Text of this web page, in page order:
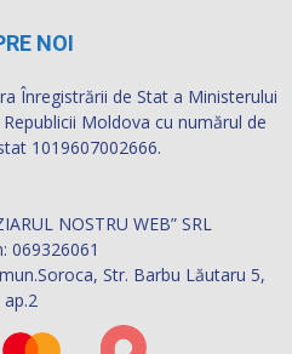
NOI
Înregistrării de Stat a Ministerului
Moldova cu numărul de
1019607002666.
NOSTRU WEB” SRL
069326061
Str. Barbu Lăutaru 5,
ap.2